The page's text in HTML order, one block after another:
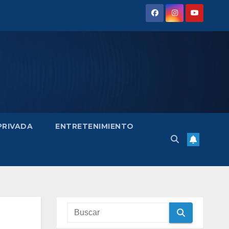
ENTRETENIMIENTO